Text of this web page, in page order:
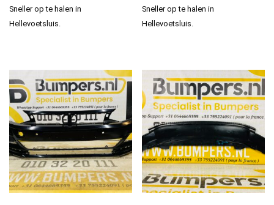
Sneller op te halen in
Hellevoetsluis.
Sneller op te halen in
Hellevoetsluis.